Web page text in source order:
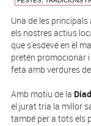
Una de les
els nostres actius
que s'esdevé en el
pretén promocionar
feta amb verdures
Amb motiu de la
el jurat tria la millor
també per a tots els